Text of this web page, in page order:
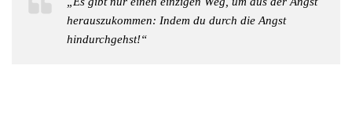
herauszukommen: Indem du durch die Angst
hindurchgehst!“